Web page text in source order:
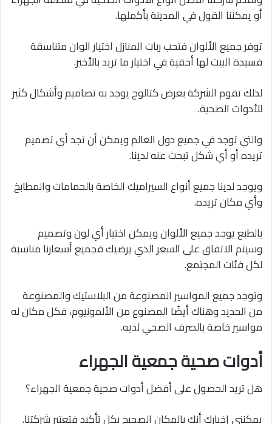
أو يمكننا القول في المدينة بأكملها.
توفر جميع الألوان فتحب ربات المنازل اختيار الوان متناسقة
فسيدة البيت لها أحقية في اختيار ما تريد بالأخير.
لذلك تقوم الشركة بعرض كتالوج يوجد به تصاميم وأشكال كثير
للأدوات الصحية.
والتي توجد في جميع دول العالم ويمكن أن تجد أي تصميم
تريده أو أي شكل تبحث عنه لدينا.
ويوجد لدينا جميع أنواع السيراميك الخاصة بالحمامات والمطابخ
وأي مكان تريده.
بالطبع يوجد جميع الألوان ويمكن اختيار أي لون وتصميم
وسيتم الاتفاق على السعر الذي يرضيك فجميع أسعارنا مناسبة
لكل فئات المجتمع.
وتوجد جميع المواسير المصنوعة من البلاستيك والمصنوعة
من الحديد وهناك أيضًا المصنوع من الألمونيوم، فكل مكان له
مواسير خاصة بالصرف الصحي لديه.
أدوات صحية جمعية الجهراء
هل تريد الحصول على أفضل أدوات صحية جمعية الجهراء؟
يمكنني إخبارك أنك بالمكان الصحيح بكل تأكيد فتعتبر شركتنا.